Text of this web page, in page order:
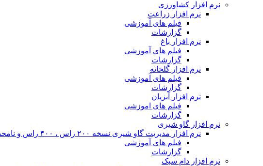
نرم افزار کشاورزی
نرم افزار زراعت
فیلم های آموزشی
گزارشات
نرم افزار باغ
فیلم های آموزشی
گزارشات
نرم افزار گلخانه
فیلم های آموزشی
گزارشات
نرم افزار آبزیان
فیلم های اموزشی
گزارشات
نرم افزار گاو شیری
نرم افزار مدیریت گاو شیری نسخه ۲۰۰ راس ، ۴۰۰ راس و نامحدود
فیلم های آموزشی
گزارشات
نرم افزار دام سبک